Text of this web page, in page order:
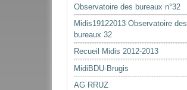
Observatoire des bureaux n°32
Midis19122013 Observatoire des
bureaux 32
Recueil Midis 2012-2013
MidiBDU-Brugis
AG RRUZ